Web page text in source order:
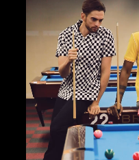
ヤ